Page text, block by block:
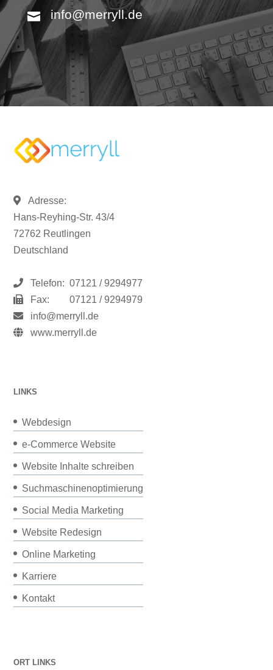
info@merryll.de
Adresse:
Hans-Reyhing-Str. 43/4
72762 Reutlingen
Deutschland
Telefon: 07121 / 9294977
Fax:
07121 / 9294979
info@merryll.de
www.merryll.de
LINKS
Webdesign
e-Commerce Website
Website Inhalte schreiben
Suchmaschinenoptimierung
Social Media Marketing
Website Redesign
Online Marketing
Karriere
Kontakt
ORT LINKS